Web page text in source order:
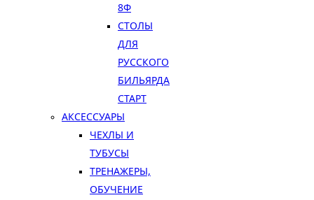
8Ф
СТОЛЫ
ДЛЯ
РУССКОГО
БИЛЬЯРДА
СТАРТ
АКСЕССУАРЫ
ЧЕХЛЫ И
ТУБУСЫ
ТРЕНАЖЕРЫ,
ОБУЧЕНИЕ